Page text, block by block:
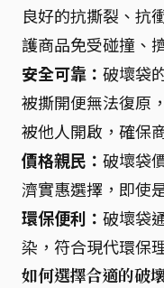
良好的抗撕裂、抗
護商品免受碰撞、
安全可靠： 破壞袋
被撕開便無法復原
被他人開啟，確保
價格親民： 破壞袋
濟實惠選擇，即使
環保便利： 破壞袋
染，符合現代環保
如何選擇合適的破